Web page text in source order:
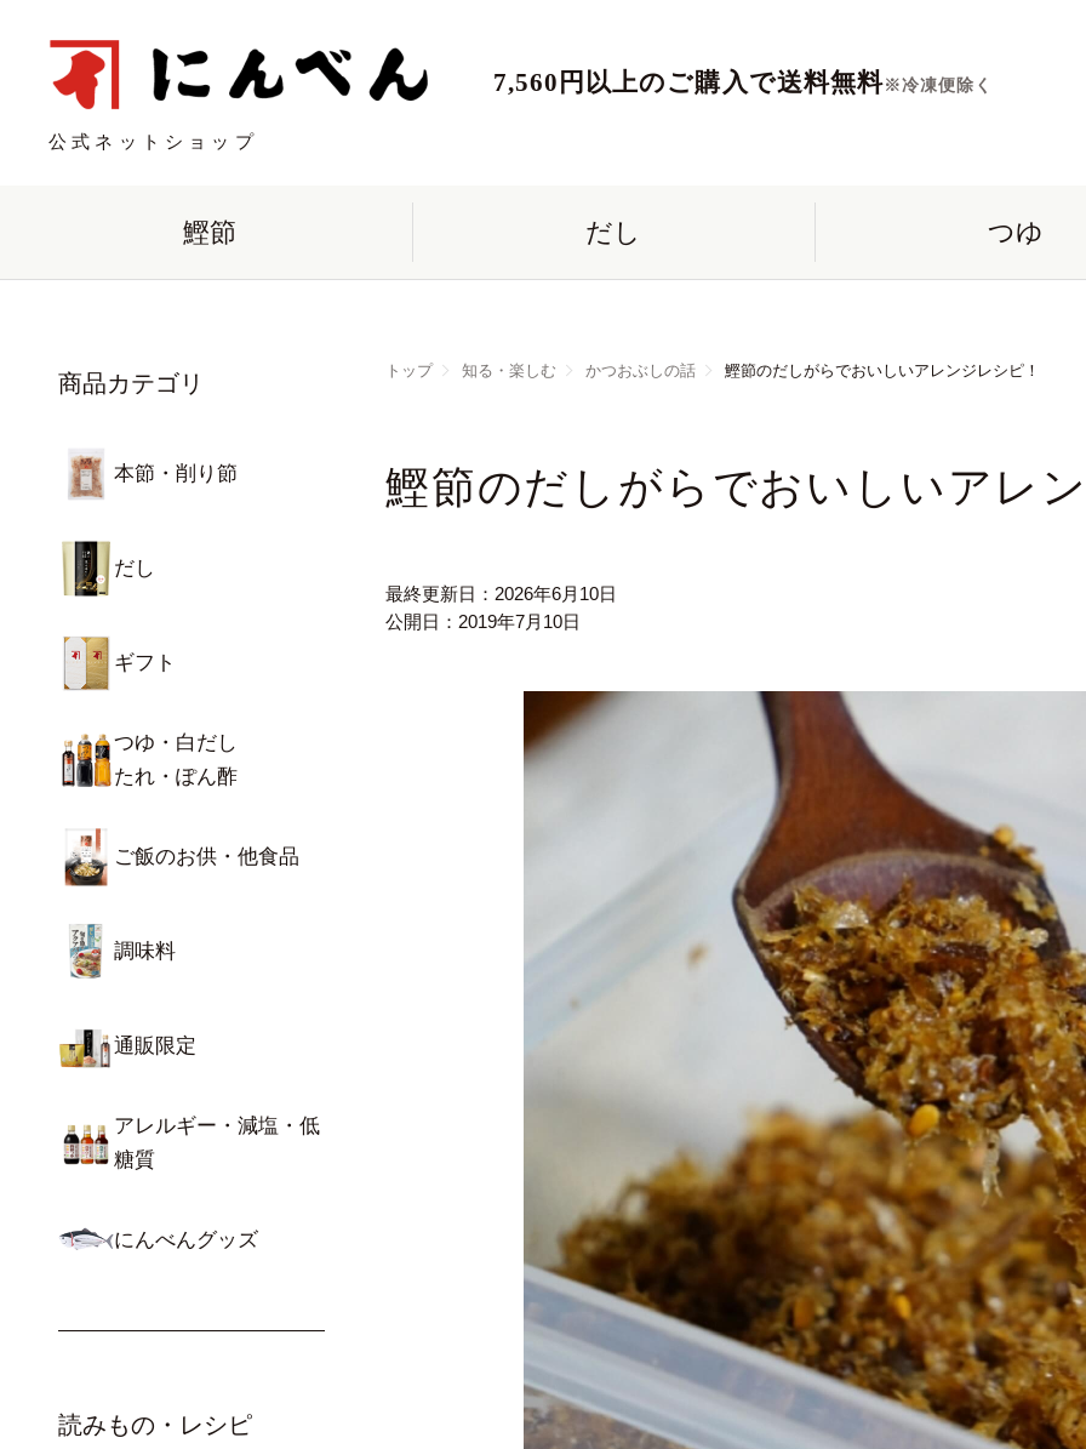
7,560円以上のご購入で送料無料※冷凍便除く
公式ネットショップ
鰹節 だし つゆ
商品カテゴリ
本節・削り節
だし
ギフト
つゆ・白だし
たれ・ぽん酢
ご飯のお供・他食品
調味料
通販限定
アレルギー・減塩・低
糖質
にんべんグッズ
読みもの・レシピ
トップ 知る・楽しむ かつおぶしの話 鰹節のだしがらでおいしいアレンジレシピ！
鰹節のだしがらでおいしいアレン
最終更新日： 2026年6月10日
公開日： 2019年7月10日